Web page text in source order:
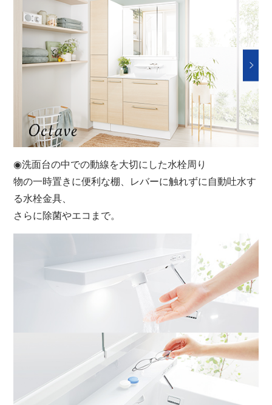
◉洗面台の中での動線を大切にした水栓周り
物の一時置きに便利な棚、レバーに触れずに自動吐水す
る水栓金具、
さらに除菌やエコまで。